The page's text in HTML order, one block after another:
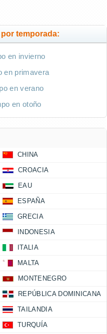
temporada:
en invierno
en primavera
en verano
en otoño
CHINA
CROACIA
EAU
ESPAÑA
GRECIA
INDONESIA
ITALIA
MALTA
MONTENEGRO
REPÚBLICA DOMINICANA
TAILANDIA
TURQUÍA